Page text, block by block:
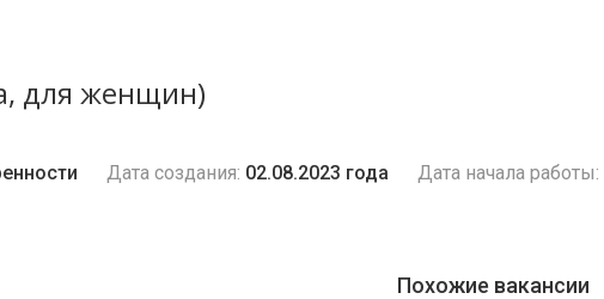
для женщин)
Дата создания: 02.08.2023 года Дата начала работы:
Похожие вакансии